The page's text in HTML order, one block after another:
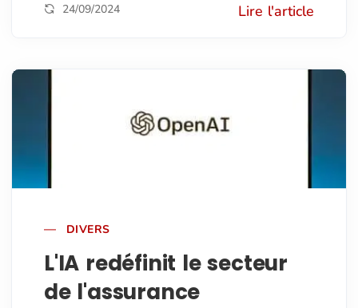
24/09/2024 Lire l'article
DIVERS
L'IA redéfinit le secteur
de l'assurance